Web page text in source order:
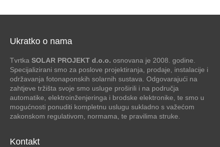
Ukratko o nama
Tvrtka SOLAR PROJEKT d.o.o. osnovana je 2008. godine.
Specijalizirani smo za poslove projektiranja, prodaje, instalacije i
održavanja fotonaponskih solarnih sustava. Odgovarajući na
zahtjeve tržišta svoje smo usluge proširili i na područja
automatike, elektroinženjeringa i brodske elektronike, te smo u
mogućnosti ponuditi kompletnu uslugu sukladno s važećom
zakonskom regulativom, normama, te pravilima struke.
Kontakt